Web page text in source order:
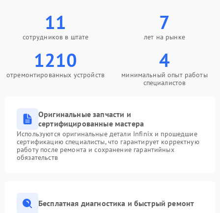
11
сотрудников в штате
7
лет на рынке
1210
отремонтированных устройств
4
минимальный опыт работы
специалистов
Оригинальные запчасти и
сертифицированные мастера
Используются оригинальные детали Infinix и прошедшие
сертификацию специалисты, что гарантирует корректную
работу после ремонта и сохранение гарантийных
обязательств
Бесплатная диагностика и быстрый ремонт